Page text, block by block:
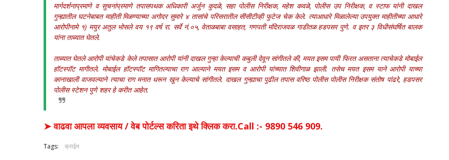
मार्गदर्शनाप्रमाणे व सुचनांप्रमाणे तपासपथक अधिकारी अर्जुन कुदळे, सहा पोलीस निरीक्षक, महेश कवळे, पोलीस उप निरीक्षक, व स्टाफ यांनी दाखल
गुन्ह्यातील घटनेबाबत माहीती मिळण्याच्या अगोदर सुमारे ४ तासांचे परिसरातील सीसीटीव्ही फुटेज चेक केले. त्याआधारे मिळालेल्या उपयुक्त माहीतीच्या आधारे
आरोपीनामे १) मयुर अतुल भोसले वय १९ वर्ष रा. सर्वे नं.०५, वेताळबाबा वसाहत, गणपती मंदिराजवळ गाडीतळ हडपसर पुणे. व इतर ३ विधीसंघर्षित बालक
यांना ताब्यात घेतले.
ताब्यात घेतले आरोपी यांचेकडे केले तपासात आरोपी यांनी दाखल गुन्हा केल्याची कबुली देवून सांगीतले की, मयत इसम पायी फिरत असताना त्याचेकडे मोबाईल
हॉटस्पॉट मागीतले. मोबाईल हॉटस्पॉट मागितल्याचा राग आल्याने मयत इसम व आरोपी यांच्यात शिवीगाळ झाली. तसेच मयत इसम याने आरोपी याच्या
कानाखाली वाजवल्याने त्याचा राग मनात धरून खुन केल्याचे सांगीतले. दाखल गुन्ह्याचा पुढील तपास वरिष्ठ पोलीस पोलीस निरीक्षक संतोष पांढरे, हडपसर
पोलीस स्टेशन पुणे शहर हे करीत आहेत.
➤ वाढवा आपला व्यवसाय / वेब पोर्टल्स करिता इथे क्लिक करा.Call :- 9890 546 909.
Tags: क्राईम